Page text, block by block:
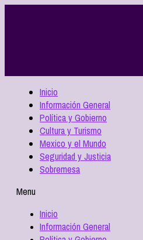
Inicio
Información General
Política y Gobierno
Cultura y Turismo
Mexico y el Mundo
Seguridad y Justicia
Sobremesa
Menu
Inicio
Información General